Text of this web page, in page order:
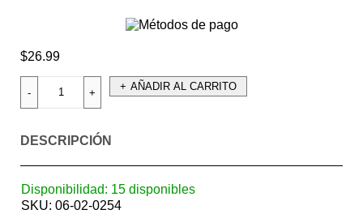
$26.99
AÑADIR AL CARRITO
DESCRIPCIÓN
Disponibilidad: 15 disponibles
SKU: 06-02-0254